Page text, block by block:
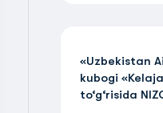
«Uzbekistan
kubogi
to‘g‘risida